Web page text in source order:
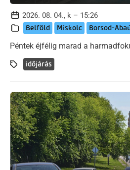
2026. 08. 04., k – 15:26
Belföld Miskolc Borsod-
Péntek éjfélig marad a
időjárás